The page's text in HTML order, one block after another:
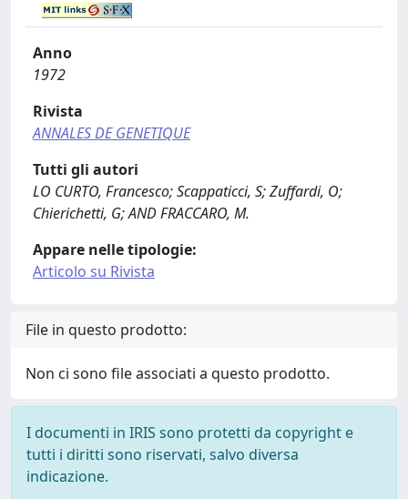
Anno
1972
Rivista
ANNALES DE GENETIQUE
Tutti gli autori
LO CURTO, Francesco; Scappaticci, S; Zuffardi, O;
Chierichetti, G; AND FRACCARO, M.
Appare nelle tipologie:
Articolo su Rivista
File in questo prodotto:
Non ci sono file associati a questo prodotto.
I documenti in IRIS sono protetti da copyright e
tutti i diritti sono riservati, salvo diversa
indicazione.